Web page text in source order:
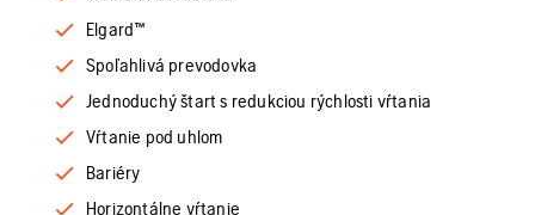
Elgard™
Spoľahlivá prevodovka
Jednoduchý štart s redukciou rýchlosti vŕtania
Vŕtanie pod uhlom
Bariéry
Horizontálne vŕtanie